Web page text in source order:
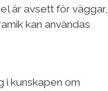
är avsett för väggar,
kan användas
i kunskapen om